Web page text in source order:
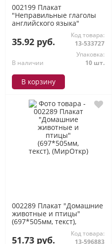
002199 Плакат
"Неправильные глаголы
английского языка"
(697*505мм, текст),
(МирОткр)
35.92 руб.
Код товара:
13-533727
В наличии
Упаковка:
10 шт.
В корзину
002289 Плакат "Домашние
животные и птицы"
(697*505мм, текст),
51.73 руб.
Код товара:
13-596883